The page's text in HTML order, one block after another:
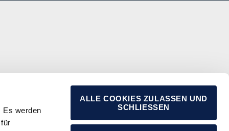
Es werden
ALLE COOKIES ZULASSEN UND
SCHLIESSEN